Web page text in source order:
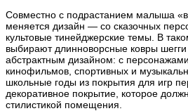
Совместно с подрастанием малыша
меняется дизайн — со сказочных
культовые тинейджерские темы. В
выбирают длинноворсные ковры
абстрактным дизайном: с
кинофильмов, спортивных и
школьные годы из покрытия для игр
декоративное покрытие, которое
стилистикой помещения.